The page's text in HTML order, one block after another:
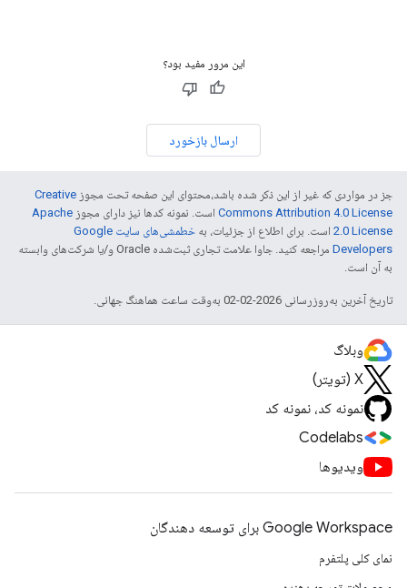
این مرور مفید بود؟
ارسال بازخورد
جز در مواردی که غیر از این ذکر شده باشد،‌محتوای این صفحه تحت مجوز Creative
Commons Attribution 4.0 License است. نمونه کدها نیز دارای مجوز Apache
2.0 License است. برای اطلاع از جزئیات، به
خطمشی‌های سایت Google
Developers‏
مراجعه کنید. جاوا علامت تجاری ثبت‌شده Oracle و/یا شرکت‌های وابسته
به آن است.
تاریخ آخرین به‌روزرسانی 2026-02-02 به‌وقت ساعت هماهنگ جهانی.
وبلاگ
X (تویتر)
نمونه کد، نمونه کد
Codelabs
ویدیوها
Google Workspace برای توسعه دهندگان
نمای کلی پلتفرم